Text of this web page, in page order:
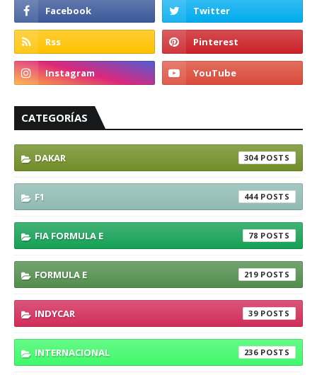
CATEGORÍAS
DAKAR 304
F1 444
FIA FORMULA E 78
FORMULA E 219
INDYCAR 39
INTERNACIONAL 236